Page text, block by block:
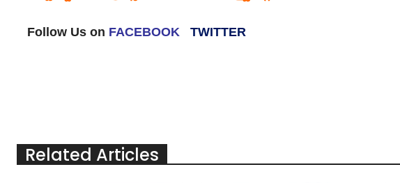
Follow Us on FACEBOOK TWITTER
Related Articles